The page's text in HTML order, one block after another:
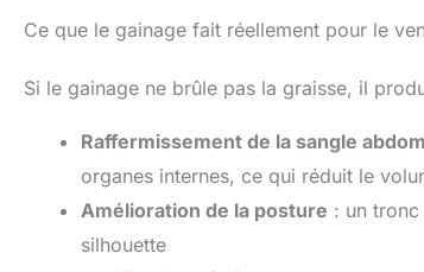
Ce que le gainage fait réellement pour le
Si le gainage ne brûle pas la graisse, il
Raffermissement de la sangle
organes internes, ce qui réduit le
Amélioration de la posture : un
silhouette